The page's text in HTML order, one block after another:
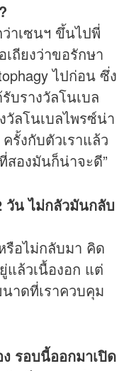
าเซนฯ ขึ้นไปพี่
ถียงว่าขอรักษา
ไปก่อน ซึ่ง
บรางวัลโนเบล
วัลโนเบลไพรซ์น่า
รั้งกับตัวเราแล้ว
องมันก็น่าจะดี”
วัน ไม่กลัวมันกลับ
รือไม่กลับมา คิด
แล้วเนื้องอก แต่
าดที่เราควบคุม
ง รอบนี้ออกมาเปิด